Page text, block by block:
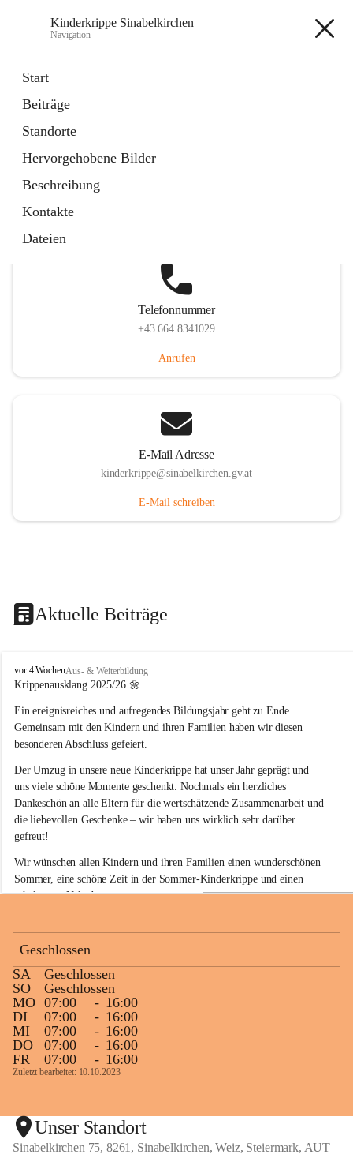
Kinderkrippe Sinabelkirchen
Navigation
Start
Beiträge
Standorte
Hervorgehobene Bilder
Beschreibung
Kontakte
Dateien
Sinabelkirchen 75, 8261, Sinabelkirchen, Weiz, Steiermark,
Telefonnummer
+43 664 8341029
Anrufen
E-Mail Adresse
kinderkrippe@sinabelkirchen.gv.at
E-Mail schreiben
Aktuelle Beiträge
K
i
d
e
r
r
i
p
p
e
S
i
n
a
b
r
c
h
e
n
vor 4 WochenAus- & Weiterbildung
Krippenausklang 2025/26 🌼
Ein ereignisreiches und aufregendes Bildungsjahr geht zu Ende.
Gemeinsam mit den Kindern und ihren Familien haben wir diesen
besonderen Abschluss gefeiert.
Der Umzug in unsere neue Kinderkrippe hat unser Jahr geprägt und
uns viele schöne Momente geschenkt. Nochmals ein herzliches
Dankeschön an alle Eltern für die wertschätzende Zusammenarbeit und
die liebevollen Geschenke – wir haben uns wirklich sehr darüber
gefreut!
Wir wünschen allen Kindern und ihren Familien einen wunderschönen
Sommer, eine schöne Zeit in der Sommer-Kinderkrippe und einen
erholsamen Urlaub.
Kinder, die bei uns bleiben, freuen wir uns schon jetzt auf ein
fröhliches Wiedersehen im Herbst!
Geschlossen
SA
Geschlossen
SO
Geschlossen
MO 07:00 - 16:00
DI
07:00 - 16:00
MI
07:00 - 16:00
DO
07:00 - 16:00
FR
07:00 - 16:00
Zuletzt bearbeitet: 10.10.2023
Unser Standort
Sinabelkirchen 75, 8261, Sinabelkirchen, Weiz, Steiermark, AUT